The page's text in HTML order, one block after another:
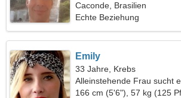
Frau
Caconde, Brasilien
Echte Beziehung
Emily
33 Jahre, Krebs
Alleinstehende Frau sucht
166 cm (5'6"), 57 kg (125